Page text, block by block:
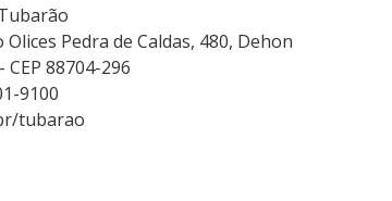
Pedra de Caldas, 480, Dehon
88704-296
9100
tubarao